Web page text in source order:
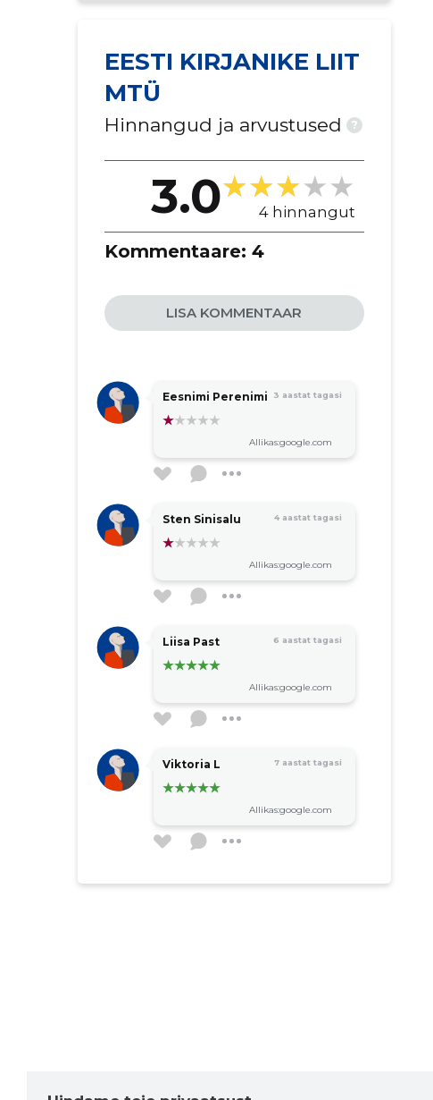
EESTI KIRJANIKE LIIT
MTÜ
Hinnangud ja arvustused ?
3.0 4 hinnangut
Kommentaare: 4
LISA KOMMENTAAR
Eesnimi Perenimi 3 aastat tagasi
Allikas:google.com
Sten Sinisalu 4 aastat tagasi
Allikas:google.com
Liisa Past 6 aastat tagasi
Allikas:google.com
Viktoria L 7 aastat tagasi
Allikas:google.com